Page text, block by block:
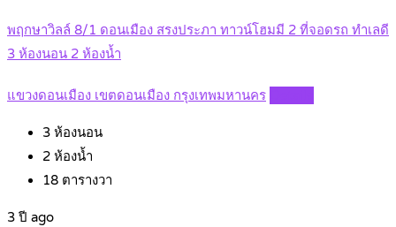
พฤกษาวิลล์ 8/1 ดอนเมือง สรงประภา ทาวน์โฮมมี 2 ที่จอดรถ ทำเลดี
3 ห้องนอน 2 ห้องน้ำ
แขวงดอนเมือง เขตดอนเมือง กรุงเทพมหานคร
3 ห้องนอน
2 ห้องน้ำ
18 ตารางวา
3 ปี ago